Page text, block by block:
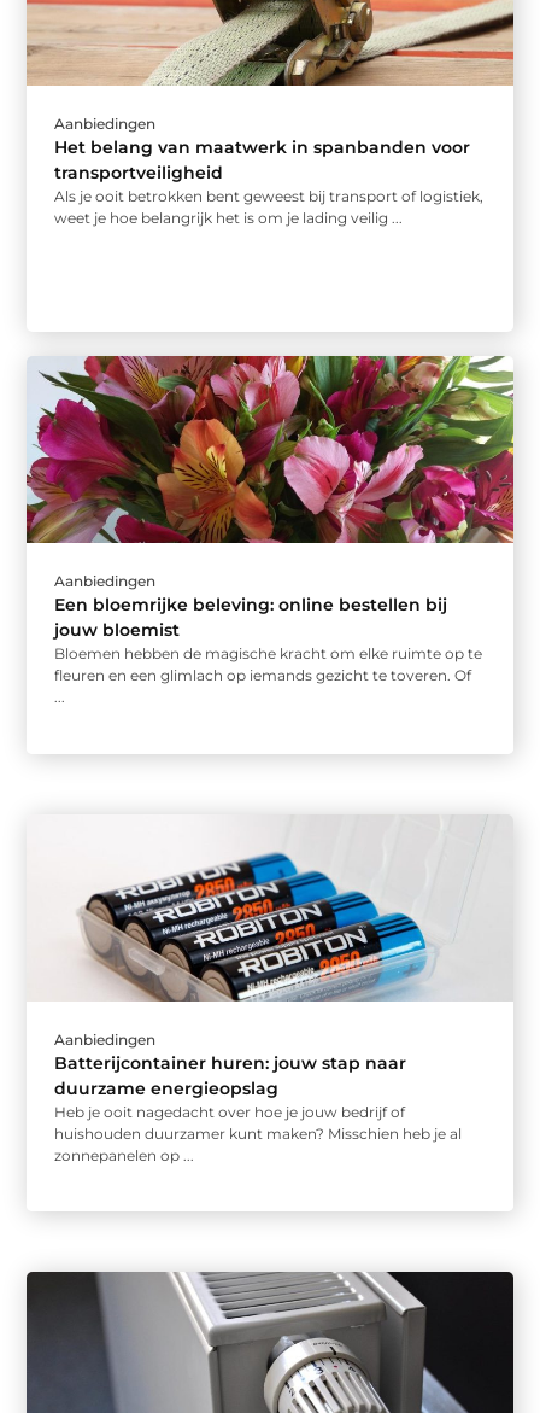
Aanbiedingen
Het belang van maatwerk in spanbanden voor
transportveiligheid
Als je ooit betrokken bent geweest bij transport of logistiek,
weet je hoe belangrijk het is om je lading veilig ...
Aanbiedingen
Een bloemrijke beleving: online bestellen bij
jouw bloemist
Bloemen hebben de magische kracht om elke ruimte op te
fleuren en een glimlach op iemands gezicht te toveren. Of
...
Aanbiedingen
Batterijcontainer huren: jouw stap naar
duurzame energieopslag
Heb je ooit nagedacht over hoe je jouw bedrijf of
huishouden duurzamer kunt maken? Misschien heb je al
zonnepanelen op ...